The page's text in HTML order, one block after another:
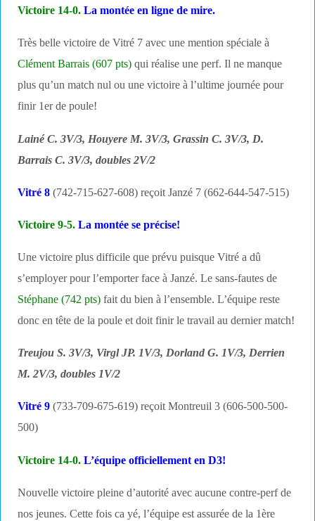
Victoire 14-0. La montée en ligne de mire.
Très belle victoire de Vitré 7 avec une mention spéciale à
Clément Barrais (607 pts) qui réalise une perf. Il ne manque
plus qu’un match nul ou une victoire à l’ultime journée pour
finir 1er de poule!
Lainé C. 3V/3, Houyere M. 3V/3, Grassin C. 3V/3, D.
Barrais C. 3V/3, doubles 2V/2
Vitré 8 (742-715-627-608) reçoit Janzé 7 (662-644-547-515)
Victoire 9-5. La montée se précise!
Une victoire plus difficile que prévu puisque Vitré a dû
s’employer pour l’emporter face à Janzé. Le sans-fautes de
Stéphane (742 pts) fait du bien à l’ensemble. L’équipe reste
donc en tête de la poule et doit finir le travail au dernier match!
Treujou S. 3V/3, Virgl JP. 1V/3, Dorland G. 1V/3, Derrien
M. 2V/3, doubles 1V/2
Vitré 9 (733-709-675-619) reçoit Montreuil 3 (606-500-500-
500)
Victoire 14-0. L’équipe officiellement en D3!
Nouvelle victoire pleine d’autorité avec aucune contre-perf de
nos jeunes. Cette fois ca yé, l’équipe est assurée de la 1ère